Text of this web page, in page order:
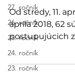
27. ročník
26. ročník
25. ročník
24. ročník
23. ročník
Od stredy, 11.
apríla 2018, 62
postupujúcich
Olympiády